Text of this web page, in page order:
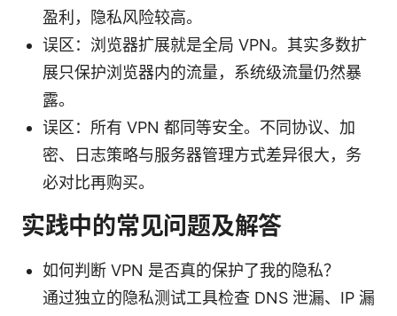
盈利，隐私风险较高。
误区：浏览器扩展就是全局 VPN。其实多数扩
展只保护浏览器内的流量，系统级流量仍然暴
露。
误区：所有 VPN 都同等安全。不同协议、加
密、日志策略与服务器管理方式差异很大，务
必对比再购买。
实践中的常见问题及解答
如何判断 VPN 是否真的保护了我的隐私？
通过独立的隐私测试工具检查 DNS 泄漏、IP 漏